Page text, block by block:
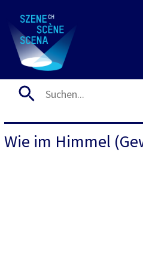
Wie im Himmel